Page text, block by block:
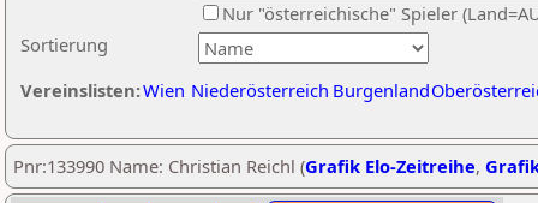
Sortierung
Nur "österreichische" Spieler
Vereinslisten:Wien Niederösterreich Burgenland
Pnr:133990 Name: Christian Reichl (Grafik Elo-Zeitreihe,